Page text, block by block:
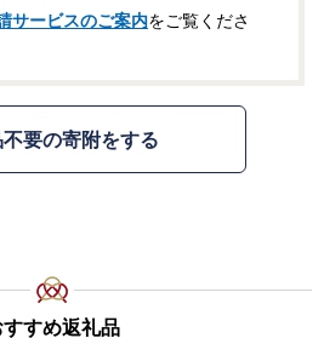
サービスのご案内をご覧くださ
要の寄附をする
すすめ返礼品